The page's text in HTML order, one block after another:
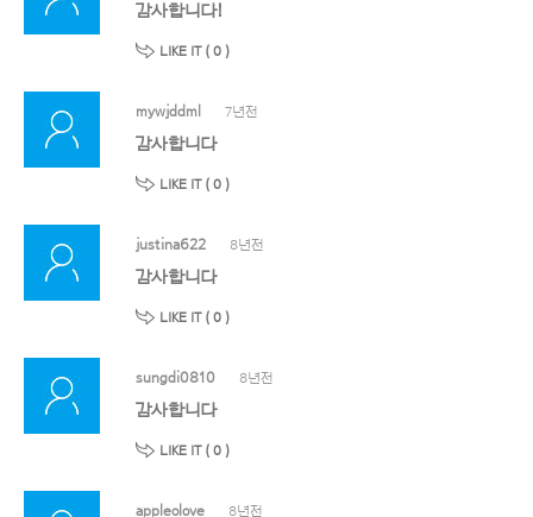
감사합니다!
LIKE IT ( 0 )
mywjddml 7년전
감사합니다
LIKE IT ( 0 )
justina622 8년전
감사합니다
LIKE IT ( 0 )
sungdi0810 8년전
감사합니다
LIKE IT ( 0 )
appleolove 8년전